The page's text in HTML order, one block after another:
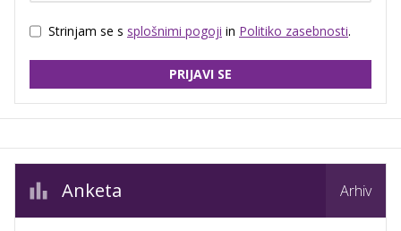
Strinjam se s splošnimi pogoji in Politiko zasebnosti.
PRIJAVI SE
Anketa Arhiv